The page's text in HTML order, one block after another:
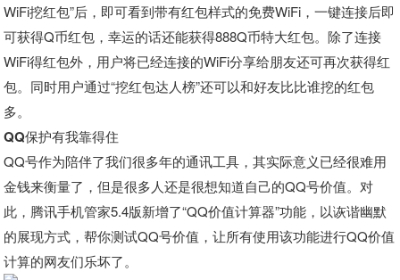
WiFi挖红包”后，即可看到带有红包样式的免费WiFi，一键连接后即
可获得Q币红包，幸运的话还能获得888Q币特大红包。除了连接
WiFi得红包外，用户将已经连接的WiFi分享给朋友还可再次获得红
包。同时用户通过“挖红包达人榜”还可以和好友比比谁挖的红包
多。
QQ保护有我靠得住
QQ号作为陪伴了我们很多年的通讯工具，其实际意义已经很难用
金钱来衡量了，但是很多人还是很想知道自己的QQ号价值。对
此，腾讯手机管家5.4版新增了“QQ价值计算器”功能，以诙谐幽默
的展现方式，帮你测试QQ号价值，让所有使用该功能进行QQ价值
计算的网友们乐坏了。